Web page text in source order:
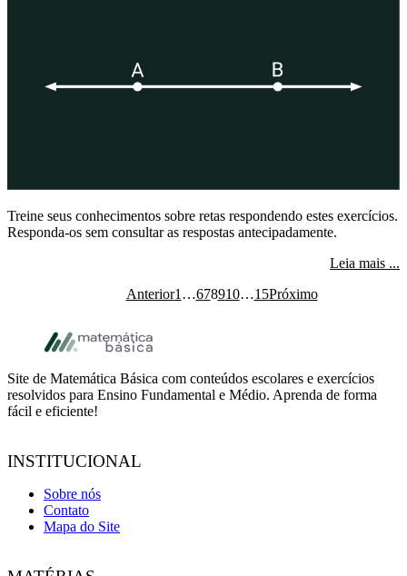
Treine seus conhecimentos sobre retas respondendo estes exercícios.
Responda-os sem consultar as respostas antecipadamente.
Leia mais ...
AnteriorPágina
1 Interim pages omitted
…Página
6Página
7Página
8Página
9 Página
10 Interim pages omitted
… Página
15Próximo
Footer
Site de Matemática Básica com conteúdos escolares e exercícios
resolvidos para Ensino Fundamental e Médio. Aprenda de forma
fácil e eficiente!
INSTITUCIONAL
Sobre nós
Contato
Mapa do Site